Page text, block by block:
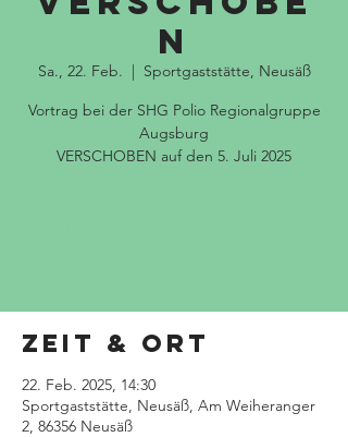
N
Sa., 22. Feb.
  |
Sportgaststätte, Neusäß
Vortrag bei der SHG Polio Regionalgruppe
Augsburg
VERSCHOBEN auf den 5. Juli 2025
Zeit & Ort
22. Feb. 2025, 14:30
Sportgaststätte, Neusäß, Am Weiheranger
2, 86356 Neusäß